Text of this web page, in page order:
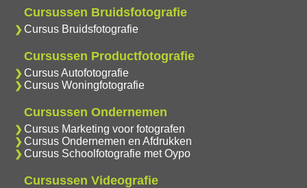
Cursussen Bruidsfotografie
Cursus Bruidsfotografie
Cursussen Productfotografie
Cursus Autofotografie
Cursus Woningfotografie
Cursussen Ondernemen
Cursus Marketing voor fotografen
Cursus Ondernemen en Afdrukken
Cursus Schoolfotografie met Oypo
Cursussen Videografie